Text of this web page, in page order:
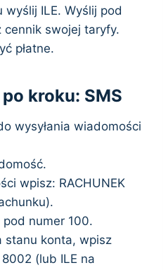
wyślij ILE. Wyślij pod
swojej taryfy.
płatne.
kroku: SMS
wysyłania wiadomości
wpisz: RACHUNEK
numer 100.
stanu konta, wpisz
(lub ILE na